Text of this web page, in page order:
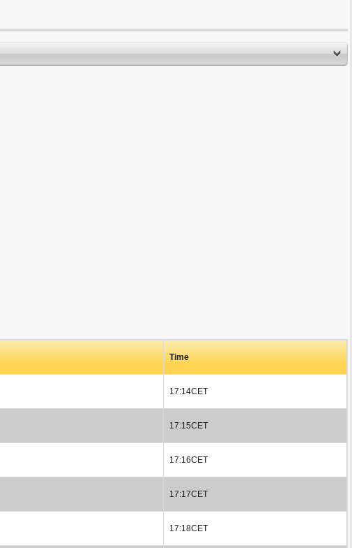
Time
17:14CET
17:15CET
17:16CET
17:17CET
17:18CET